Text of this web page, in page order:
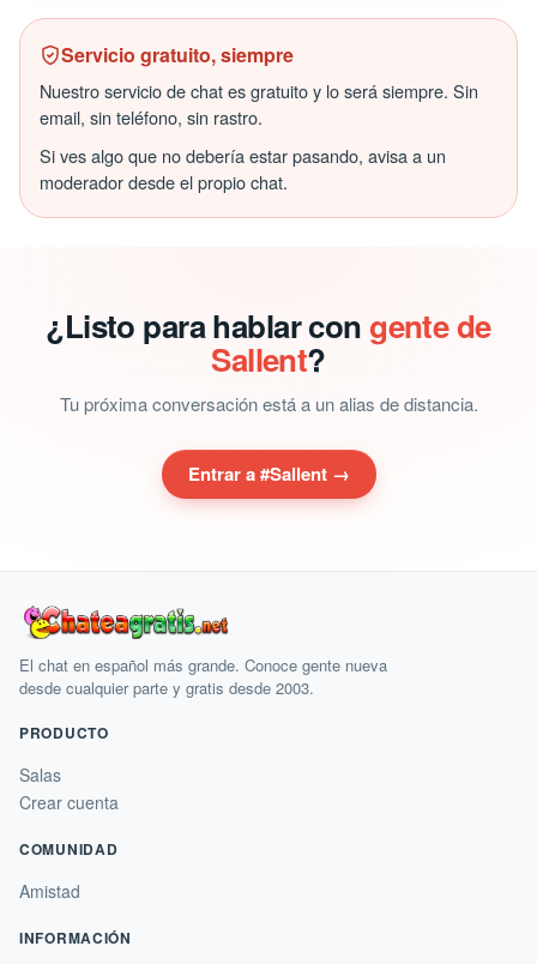
Servicio gratuito, siempre
Nuestro servicio de chat es gratuito y lo será siempre. Sin
email, sin teléfono, sin rastro.
Si ves algo que no debería estar pasando, avisa a un
moderador desde el propio chat.
¿Listo para hablar con gente de
Sallent?
Tu próxima conversación está a un alias de distancia.
Entrar a #Sallent →
El chat en español más grande. Conoce gente nueva
desde cualquier parte y gratis desde 2003.
PRODUCTO
Salas
Crear cuenta
COMUNIDAD
Amistad
INFORMACIÓN